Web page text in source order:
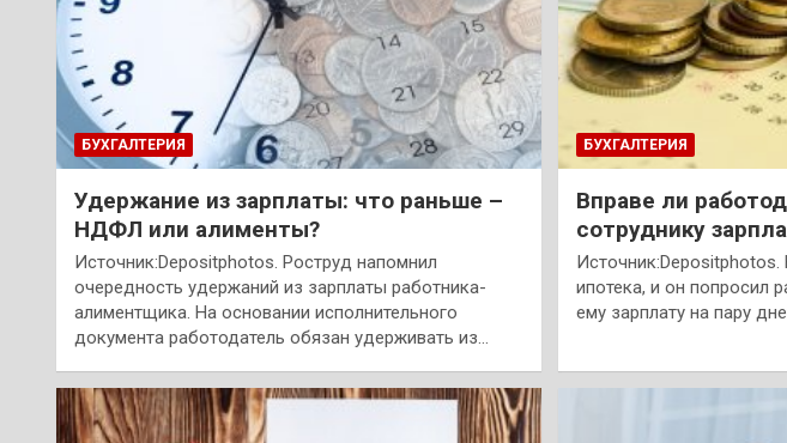
БУХГАЛТЕРИЯ
Удержание из зарплаты: что раньше –
НДФЛ или алименты?
Источник:Depositphotos. Роструд напомнил
очередность удержаний из зарплаты работника-
алиментщика. На основании исполнительного
документа работодатель обязан удерживать из…
БУХГАЛТЕРИЯ
Вправе ли
сотруднику
Источник:Depositphotos.
ипотека, и он попросил
ему зарплату на пару